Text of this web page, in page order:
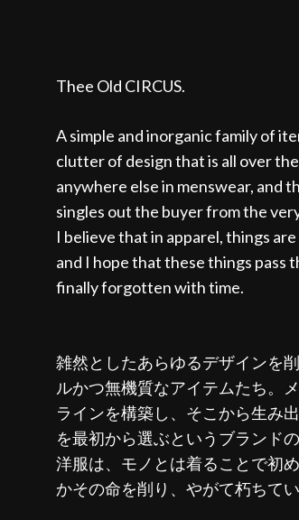
Thee Old CIRCUS.
A simple and inorganic family of
clutter of design that is all over
anywhere else in menswear, and
singles out the buyer from the
I believe that in apparel, things
and I hope that these things pass
finally forgotten with time.
雑然としたあらゆるデザインを
ルかつ無機質なアイテムたち。
ラインを構築し、そこから生み
を最初から選ぶというブランド
洋服は、モノとは着ることで初
かその命を削り、やがて朽ちて